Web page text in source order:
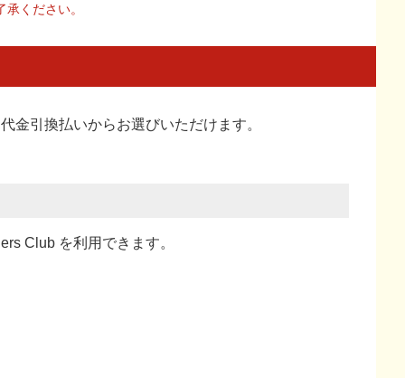
ください。
金引換払いからお選びいただけます。
Club を利用できます。